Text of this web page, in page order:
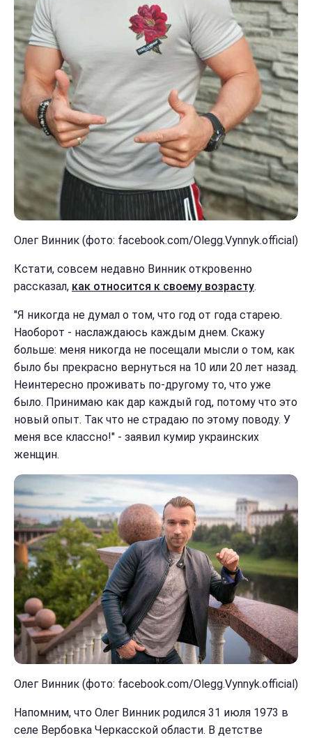
Олег Винник (фото: facebook.com/Olegg.Vynnyk.official)
Кстати, совсем недавно Винник откровенно
рассказал, как относится к своему возрасту.
"Я никогда не думал о том, что год от года старею.
Наоборот - наслаждаюсь каждым днем. Скажу
больше: меня никогда не посещали мысли о том, как
было бы прекрасно вернуться на 10 или 20 лет назад.
Неинтересно проживать по-другому то, что уже
было. Принимаю как дар каждый год, потому что это
новый опыт. Так что не страдаю по этому поводу. У
меня все классно!" - заявил кумир украинских
женщин.
Олег Винник (фото: facebook.com/Olegg.Vynnyk.official)
Напомним, что Олег Винник родился 31 июля 1973 в
селе Вербовка Черкасской области. В детстве